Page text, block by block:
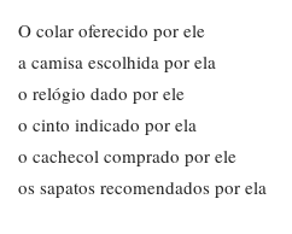
O colar oferecido por ele
a camisa escolhida por ela
o relógio dado por ele
o cinto indicado por ela
o cachecol comprado por ele
os sapatos recomendados por ela